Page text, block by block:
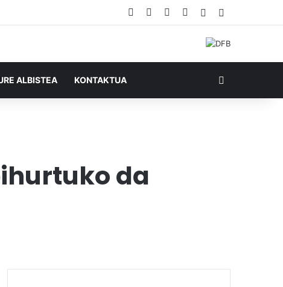
Facebook YouTube
RSS Ausazko
ALBISTEA KONTAKTUA
da